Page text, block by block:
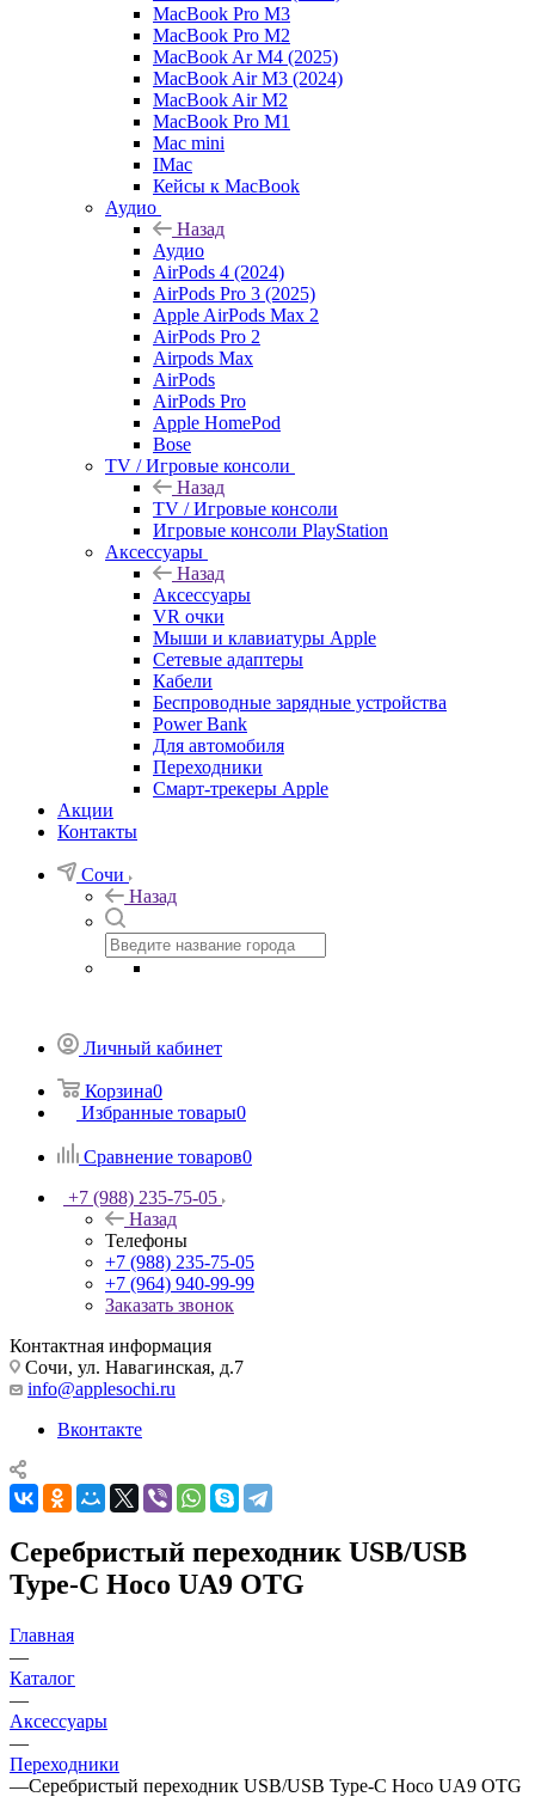
MacBook Pro M3
MacBook Pro M2
MacBook Ar M4 (2025)
MacBook Air M3 (2024)
MacBook Air M2
MacBook Pro M1
Mac mini
IMac
Кейсы к MacBook
Аудио
Назад
Аудио
AirPods 4 (2024)
AirPods Pro 3 (2025)
Apple AirPods Max 2
AirPods Pro 2
Airpods Max
AirPods
AirPods Pro
Apple HomePod
Bose
TV / Игровые консоли
Назад
TV / Игровые консоли
Игровые консоли PlayStation
Аксессуары
Назад
Аксессуары
VR очки
Мыши и клавиатуры Apple
Сетевые адаптеры
Кабели
Беспроводные зарядные устройства
Power Bank
Для автомобиля
Переходники
Смарт-трекеры Apple
Акции
Контакты
Сочи
Назад
Личный кабинет
Корзина0
Избранные товары0
Сравнение товаров0
+7 (988) 235-75-05
Назад
Телефоны
+7 (988) 235-75-05
+7 (964) 940-99-99
Заказать звонок
Контактная информация
Сочи, ул. Навагинская, д.7
info@applesochi.ru
Вконтакте
Серебристый переходник USB/USB
Type-C Hoco UA9 OTG
Главная
—
Каталог
—
Аксессуары
—
Переходники
—Серебристый переходник USB/USB Type-C Hoco UA9 OTG